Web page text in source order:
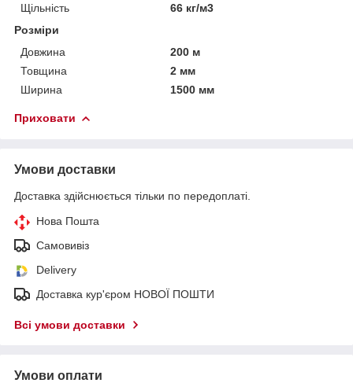
Щільність
66 кг/м3
Розміри
Довжина
200 м
Товщина
2 мм
Ширина
1500 мм
Приховати
Умови доставки
Доставка здійснюється тільки по передоплаті.
Нова Пошта
Самовивіз
Delivery
Доставка кур'єром НОВОЇ ПОШТИ
Всі умови доставки
Умови оплати